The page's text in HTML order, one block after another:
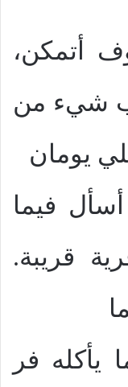
أتمكن،
شيء من
يومان
فيما
قريبة.
فر